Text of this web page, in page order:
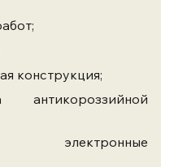
конструкция;
антикороззийной
электронные